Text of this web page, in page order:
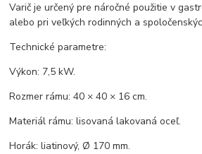
Varič je určený pre náročné použitie v
alebo pri veľkých rodinných a
Technické parametre:
Výkon: 7,5 kW.
Rozmer rámu: 40 × 40 × 16 cm.
Materiál rámu: lisovaná lakovaná oceľ.
Horák: liatinový, Ø 170 mm.